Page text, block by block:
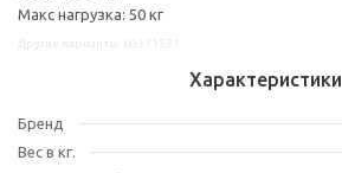
Макс нагрузка: 50 кг
Характеристики
Бренд
Вес в кг.